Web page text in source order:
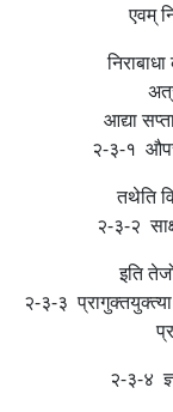
एवम्
आद्या
२-३-१
तथेति
२-३-२
इति
२-३-३
२-३-४